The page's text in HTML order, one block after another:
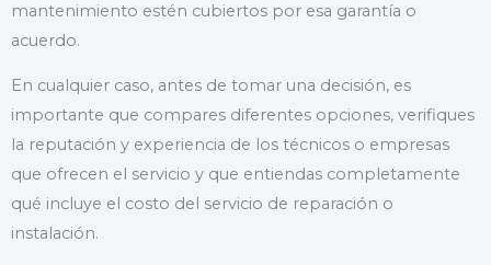
mantenimiento estén cubiertos por esa garantía o
acuerdo.
En cualquier caso, antes de tomar una decisión, es
importante que compares diferentes opciones, verifiques
la reputación y experiencia de los técnicos o empresas
que ofrecen el servicio y que entiendas completamente
qué incluye el costo del servicio de reparación o
instalación.